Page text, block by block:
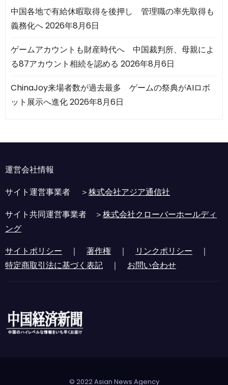
中国各地で有給休暇取得を後押し 管理職の率先取得も
義務化へ2026年8月6日
ゲームアカウントも財産時代へ 中国裁判所、母親によ
る87アカウント相続を認める 2026年8月6日
ChinaJoy来場者数が過去最多 ゲームの祭典がAIロボ
ット展示へ進化2026年8月6日
運営会社情報
サイト運営事業者 ＞株式会社アジア通信社
サイト共同運営事業者 ＞株式会社クローバーホールディ
ング
サイトポリシー ｜ 著作権 ｜ リンクポリシー ｜
特定商取引法に基づく表記 ｜ お問い合わせ
© 2022 Asian News Agency